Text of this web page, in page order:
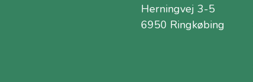
Herningvej 3-5
6950 Ringkøbing